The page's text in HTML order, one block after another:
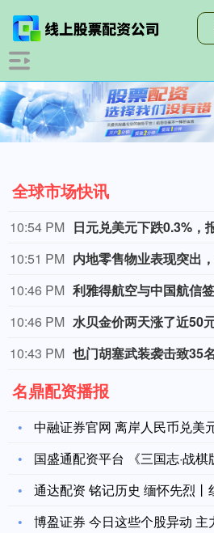
全球市场快讯
10:54 PM
10:51 PM
10:46 PM
10:46 PM 水贝金价两天涨了近50
10:43 PM 也门胡塞武装袭击致35
名鼎配资播报
中融证券官网 离岸人民币兑美
国盛通配资平台 《三国志·战棋版》
通达配资 铭记历史 缅怀先烈丨红
博盈证券 今日这些个股异动 主